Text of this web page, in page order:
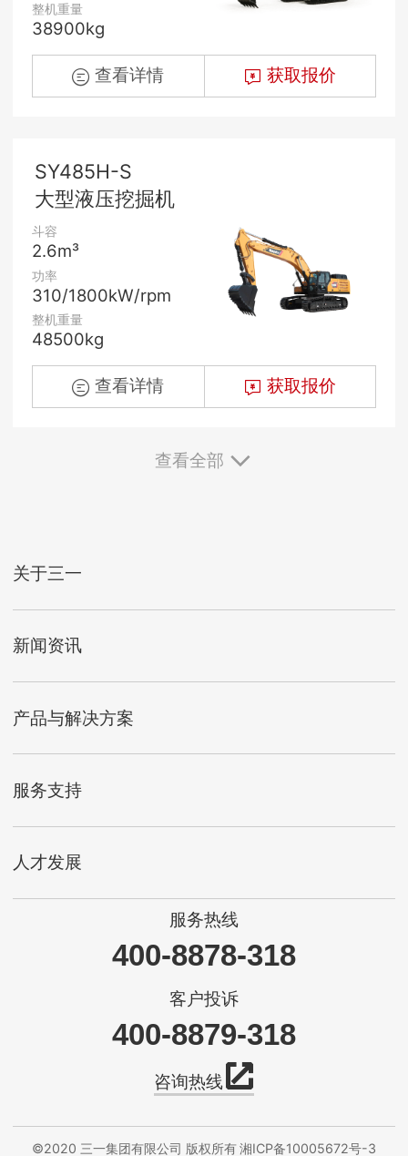
整机重量
38900kg
查看详情 获取报价
SY485H-S
大型液压挖掘机
斗容
2.6m³
功率
310/1800kW/rpm
整机重量
48500kg
查看详情 获取报价
查看全部
关于三一
新闻资讯
产品与解决方案
服务支持
人才发展
服务热线
400-8878-318
客户投诉
400-8879-318
咨询热线
©2020 三一集团有限公司 版权所有湘ICP备10005672号-3